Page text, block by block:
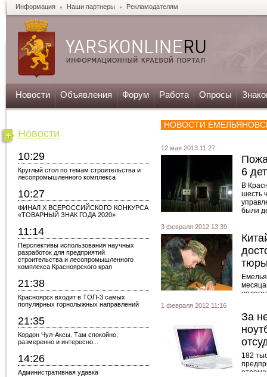
Информация Наши партнеры Рекламодателям
Новости Объявления Форум Работа Опросы
Новости
10:29
Круглый стол по темам строительства и
лесопромышленного комплекса
10:27
ФИНАЛ X ВСЕРОССИЙСКОГО КОНКУРСА
«ТОВАРНЫЙ ЗНАК ГОДА 2020»
11:14
Перспективы использования научных
разработок для предприятий
строительства и лесопромышленного
комплекса Красноярского края
21:38
Красноярск входит в ТОП-3 самых
популярных горнолыжных направлений
21:35
Кордон Чул-Аксы. Там спокойно,
размеренно и интересно...
14:26
Административная удавка
НОВОСТИ
12 мая 2013 11:27
6
В
шесть
были
3 февраля 2012 13:39
1 февраля 2012 11:16
За
182